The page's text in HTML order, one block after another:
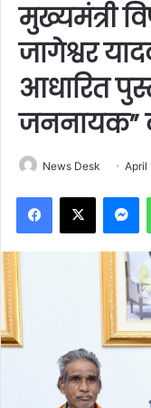
मुख्यमंत्री
जागेश्वर
आधारित
जननायक”
News Desk April
Facebook
X